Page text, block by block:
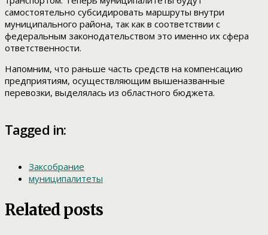
самостоятельно субсидировать маршруты внутри
муниципального района, так как в соответствии с
федеральным законодательством это именно их сфера
ответственности.
Напомним, что раньше часть средств на компенсацию
предприятиям, осуществляющим вышеназванные
перевозки, выделялась из областного бюджета.
Tagged in:
Заксобрание
муниципалитеты
Related posts